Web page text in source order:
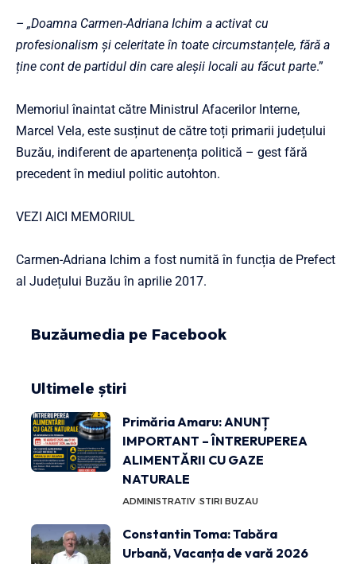
– „Doamna Carmen-Adriana Ichim a activat cu
profesionalism și celeritate în toate circumstanțele, fără a
ține cont de partidul din care aleșii locali au făcut parte.”
Memoriul înaintat către Ministrul Afacerilor Interne,
Marcel Vela, este susținut de către toți primarii județului
Buzău, indiferent de apartenența politică – gest fără
precedent în mediul politic autohton.
VEZI AICI MEMORIUL
Carmen-Adriana Ichim a fost numită în funcția de Prefect
al Județului Buzău în aprilie 2017.
Buzăumedia pe Facebook
Ultimele știri
Primăria Amaru: ANUNȚ
IMPORTANT – ÎNTRERUPEREA
ALIMENTĂRII CU GAZE
NATURALE
ADMINISTRATIV STIRI BUZAU
Constantin Toma: Tabăra
Urbană, Vacanța de vară 2026